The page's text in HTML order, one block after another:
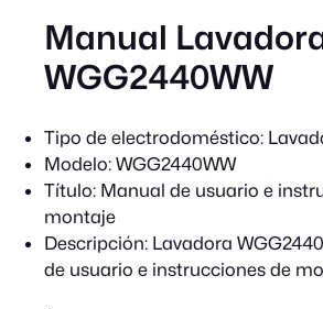
Manual
WGG2440WW
Tipo de electrodoméstico:
Modelo: WGG2440WW
Título: Manual de usuario e
montaje
Descripción: Lavadora
de usuario e instrucciones de